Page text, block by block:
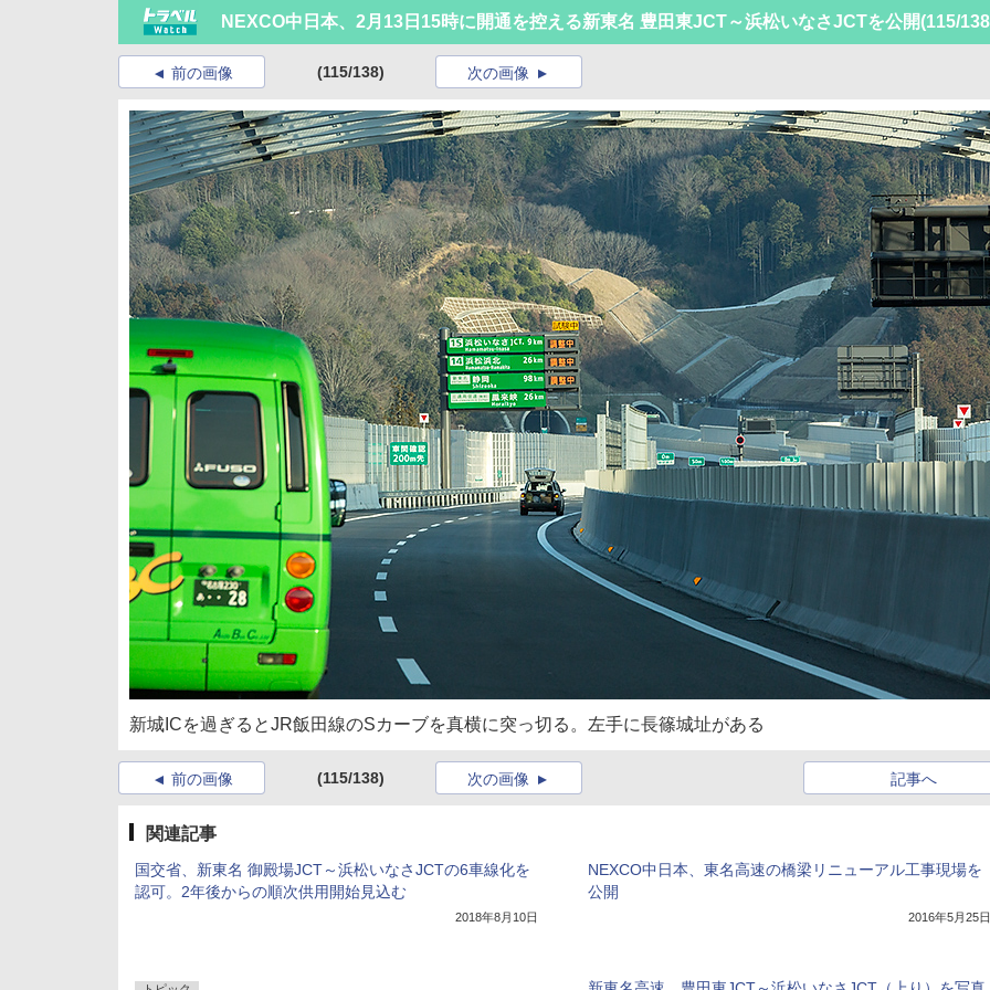
NEXCO中日本、2月13日15時に開通を控える新東名 豊田東JCT～浜松いなさJCTを公開(115/
前の画像 (115/138) 次の画像
新城ICを過ぎるとJR飯田線のSカーブを真横に突っ切る。左手に長篠城址がある
前の画像 (115/138) 次の画像 記事へ
関連記事
国交省、新東名 御殿場JCT～浜松いなさJCTの6車線化を
認可。2年後からの順次供用開始見込む
2018年8月10日
NEXCO中日本、東名高速の橋梁リニューアル工事現場を
公開
2016年5月25日